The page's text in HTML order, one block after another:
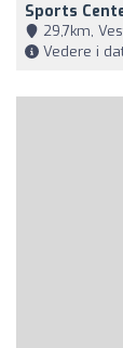
Sports
29,7km,
Vedere i